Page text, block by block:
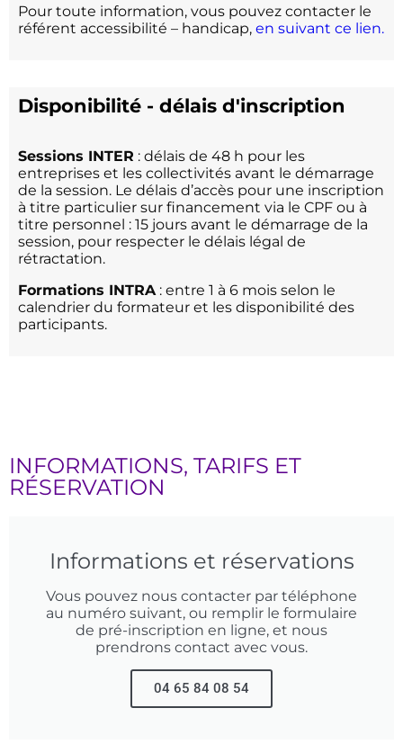
Pour toute information, vous pouvez contacter le
référent accessibilité – handicap, en suivant ce lien.
Disponibilité - délais d'inscription
Sessions INTER : délais de 48 h pour les
entreprises et les collectivités avant le démarrage
de la session. Le délais d’accès pour une inscription
à titre particulier sur financement via le CPF ou à
titre personnel : 15 jours avant le démarrage de la
session, pour respecter le délais légal de
rétractation.
Formations INTRA : entre 1 à 6 mois selon le
calendrier du formateur et les disponibilité des
participants.
INFORMATIONS, TARIFS ET
RÉSERVATION
Informations et réservations
Vous pouvez nous contacter par téléphone
au numéro suivant, ou remplir le formulaire
de pré-inscription en ligne, et nous
prendrons contact avec vous.
04 65 84 08 54